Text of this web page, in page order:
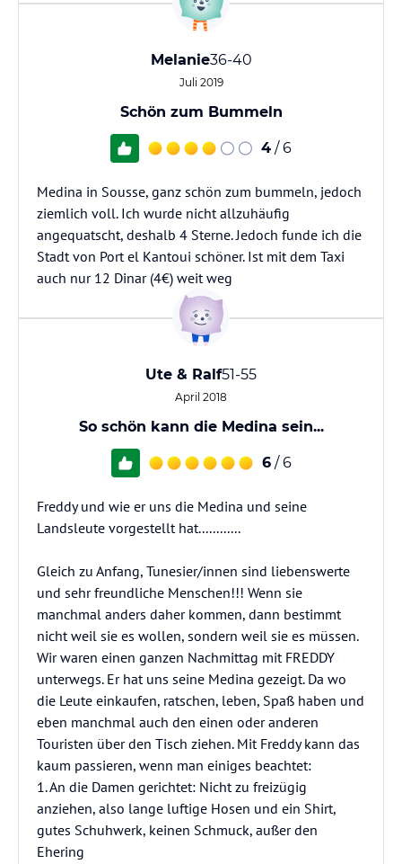
Melanie36-40
Juli 2019
Schön zum Bummeln
4 / 6
Medina in Sousse, ganz schön zum bummeln, jedoch
ziemlich voll. Ich wurde nicht allzuhäufig
angequatscht, deshalb 4 Sterne. Jedoch funde ich die
Stadt von Port el Kantoui schöner. Ist mit dem Taxi
auch nur 12 Dinar (4€) weit weg
Ute & Ralf51-55
April 2018
So schön kann die Medina sein...
6 / 6
Freddy und wie er uns die Medina und seine
Landsleute vorgestellt hat............
Gleich zu Anfang, Tunesier/innen sind liebenswerte
und sehr freundliche Menschen!!! Wenn sie
manchmal anders daher kommen, dann bestimmt
nicht weil sie es wollen, sondern weil sie es müssen.
Wir waren einen ganzen Nachmittag mit FREDDY
unterwegs. Er hat uns seine Medina gezeigt. Da wo
die Leute einkaufen, ratschen, leben, Spaß haben und
eben manchmal auch den einen oder anderen
Touristen über den Tisch ziehen. Mit Freddy kann das
kaum passieren, wenn man einiges beachtet:
1. An die Damen gerichtet: Nicht zu freizügig
anziehen, also lange luftige Hosen und ein Shirt,
gutes Schuhwerk, keinen Schmuck, außer den
Ehering